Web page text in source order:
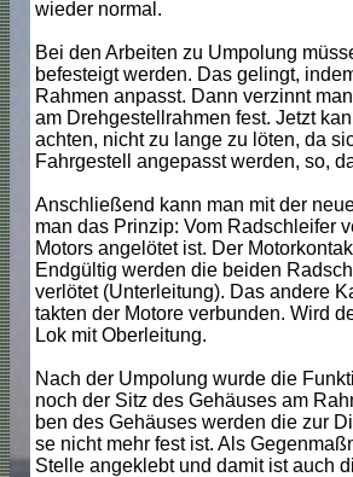
wieder normal.
Bei den Arbeiten zu Umpolung
befesteigt werden. Das gelingt,
Rahmen anpasst. Dann verzinnt
am Drehgestellrahmen fest. Jetzt
achten, nicht zu lange zu löten, da
Fahrgestell angepasst werden, so,
Anschließend kann man mit der
man das Prinzip: Vom Radschleifer
Motors angelötet ist. Der
Endgültig werden die beiden
verlötet (Unterleitung). Das andere
takten der Motore verbunden. Wird
Lok mit Oberleitung.
Nach der Umpolung wurde die
noch der Sitz des Gehäuses am
ben des Gehäuses werden die zur
se nicht mehr fest ist. Als
Stelle angeklebt und damit ist auch